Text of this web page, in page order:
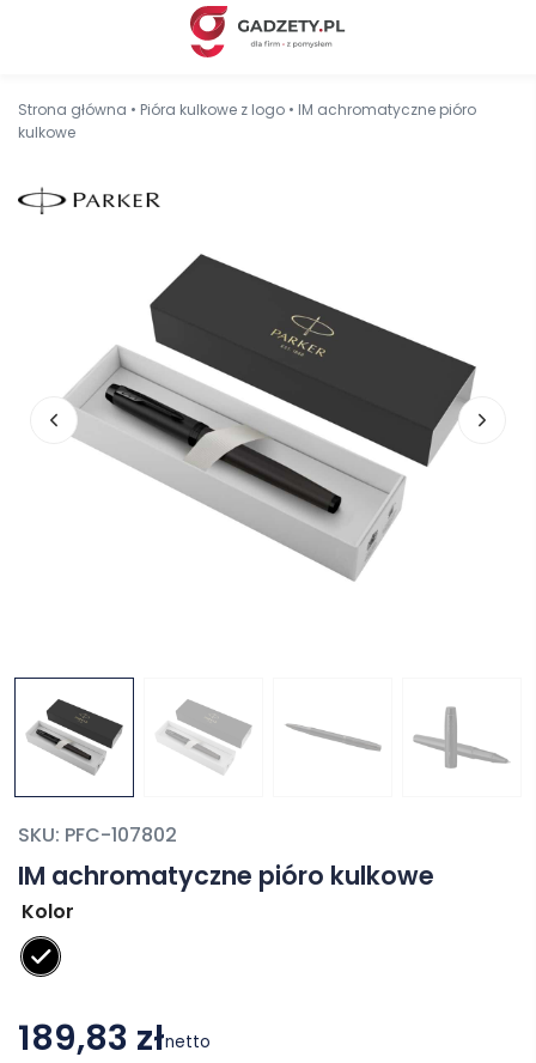
Strona główna • Pióra kulkowe z logo • IM achromatyczne pióro
kulkowe
IM achromatyczne pióro kulkowe
SKU: PFC-107802
Kolor
189,83 złnetto